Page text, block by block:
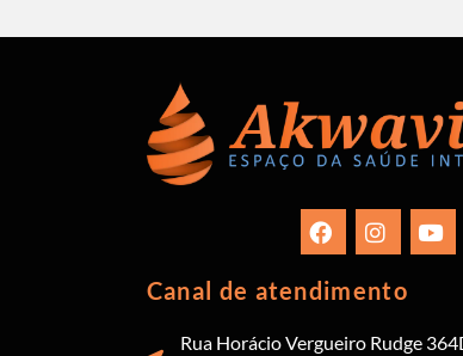
Canal de atendimento
Rua Horácio Vergueiro Rudge